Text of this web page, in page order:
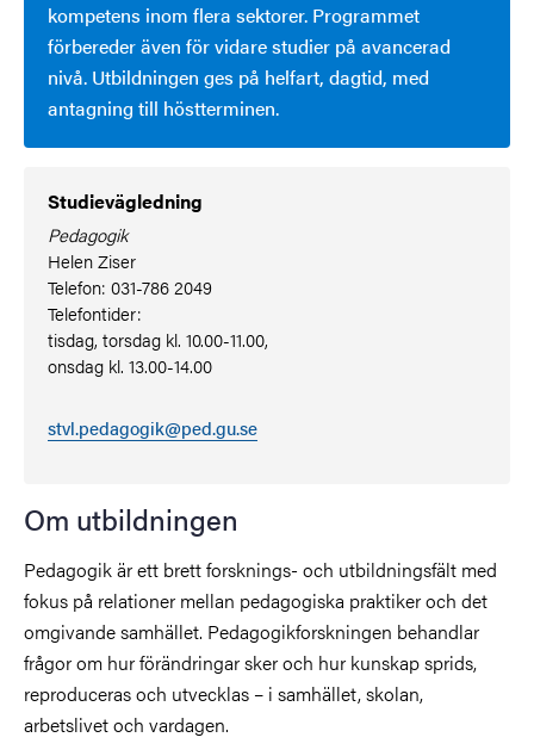
kompetens inom flera sektorer. Programmet
förbereder även för vidare studier på avancerad
nivå. Utbildningen ges på helfart, dagtid, med
antagning till höstterminen.
Studievägledning
Pedagogik
Helen Ziser
Telefon: 031-786 2049
Telefontider:
tisdag, torsdag kl. 10.00-11.00,
onsdag kl. 13.00-14.00
stvl.pedagogik@ped.gu.se
Om utbildningen
Pedagogik är ett brett forsknings- och utbildningsfält med
fokus på relationer mellan pedagogiska praktiker och det
omgivande samhället. Pedagogikforskningen behandlar
frågor om hur förändringar sker och hur kunskap sprids,
reproduceras och utvecklas – i samhället, skolan,
arbetslivet och vardagen.